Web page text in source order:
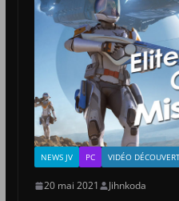
NEWS JV PC VIDÉO
20 mai 2021 Jihnkoda